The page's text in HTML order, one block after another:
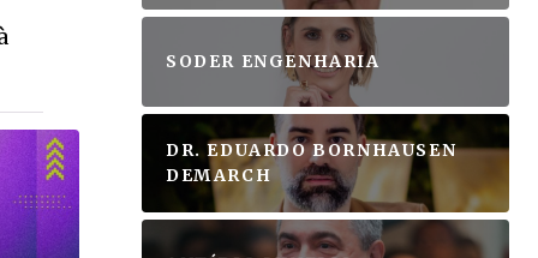
SODER ENGENHARIA
DR. EDUARDO BORNHAUSEN
DEMARCH